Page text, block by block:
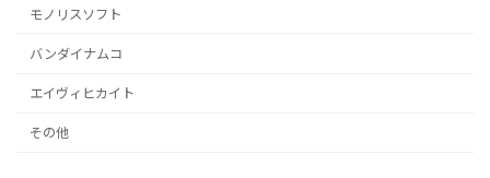
モノリスソフト
バンダイナムコ
エイヴィヒカイト
その他